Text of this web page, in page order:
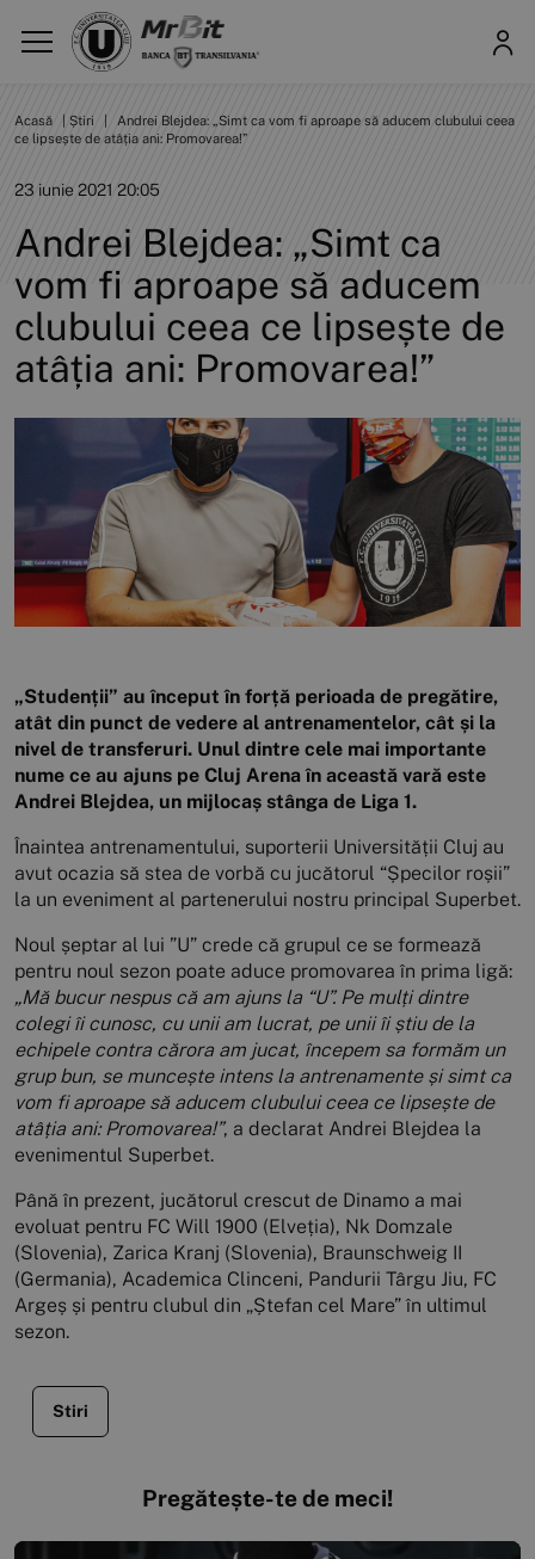
Acasă Știri
Andrei Blejdea: „Simt ca vom fi aproape să aducem clubului ceea
ce lipsește de atâția ani: Promovarea!”
23 iunie 2021 20:05
Andrei Blejdea: „Simt ca
vom fi aproape să aducem
clubului ceea ce lipsește de
atâția ani: Promovarea!”
„Studenții” au început în forță perioada de pregătire,
atât din punct de vedere al antrenamentelor, cât și la
nivel de transferuri. Unul dintre cele mai importante
nume ce au ajuns pe Cluj Arena în această vară este
Andrei Blejdea, un mijlocaș stânga de Liga 1.
Înaintea antrenamentului, suporterii Universității Cluj au
avut ocazia să stea de vorbă cu jucătorul “Șpecilor roșii”
la un eveniment al partenerului nostru principal Superbet.
Noul șeptar al lui ”U” crede că grupul ce se formează
pentru noul sezon poate aduce promovarea în prima ligă:
„Mă bucur nespus că am ajuns la “U”. Pe mulți dintre
colegi îi cunosc, cu unii am lucrat, pe unii îi știu de la
echipele contra cărora am jucat, începem sa formăm un
grup bun, se muncește intens la antrenamente și simt ca
vom fi aproape să aducem clubului ceea ce lipsește de
atâția ani: Promovarea!”, a declarat Andrei Blejdea la
evenimentul Superbet.
Până în prezent, jucătorul crescut de Dinamo a mai
evoluat pentru FC Will 1900 (Elveția), Nk Domzale
(Slovenia), Zarica Kranj (Slovenia), Braunschweig II
(Germania), Academica Clinceni, Pandurii Târgu Jiu, FC
Argeș și pentru clubul din „Ștefan cel Mare” în ultimul
sezon.
Stiri
Pregătește-te de meci!